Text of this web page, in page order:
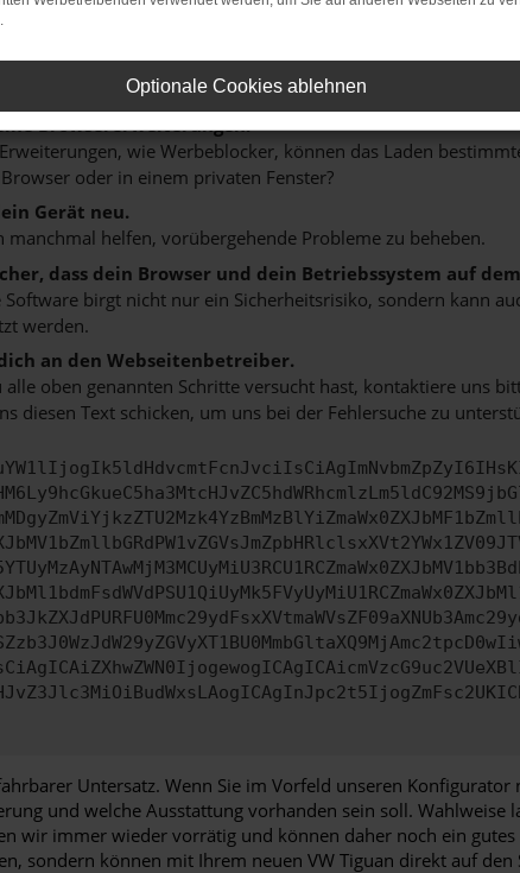
Tipps, die dir helfen können:
deine Firewall und deine Internetverbindung.
Webseiten, zum Beispiel deine Suchmaschine?
Browsererweiterungen.
wie Werbeblocker, können das Laden
oder in einem privaten Fenster?
Gerät neu.
manchmal helfen, vorübergehende Probleme zu beheben.
dass dein Browser und dein Betriebssystem auf
Software birgt nicht nur ein Sicherheitsrisiko, sondern kann
werden.
an den Webseitenbetreiber.
alle oben genannten Schritte versucht hast, kontaktiere uns
diesen Text schicken, um uns bei der Fehlersuche zu
Untersatz. Wenn Sie im Vorfeld unseren
und welche Ausstattung vorhanden sein soll.
wir immer wieder vorrätig und können daher noch ein
sondern können mit Ihrem neuen VW Tiguan direkt auf
Optionale Cookies ablehnen